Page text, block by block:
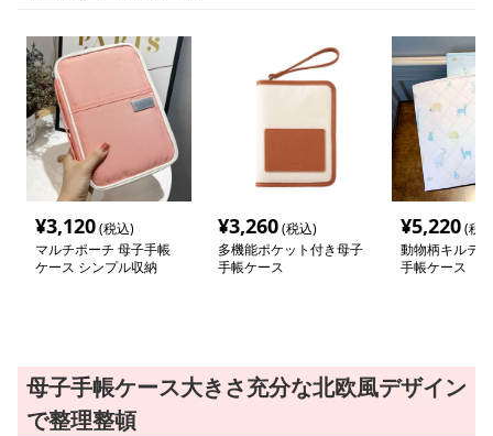
¥3,120(税込)
マルチポーチ 母子手帳
ケース シンプル収納
¥3,260(税込)
多機能ポケット付き母子
手帳ケース
¥5,220(税
動物柄キルテ
手帳ケース
母子手帳ケース大きさ充分な北欧風デザイン
で整理整頓